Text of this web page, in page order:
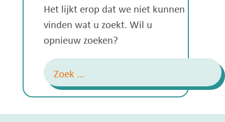
Het lijkt erop dat we niet kunnen
vinden wat u zoekt. Wil u
opnieuw zoeken?
Zoeken